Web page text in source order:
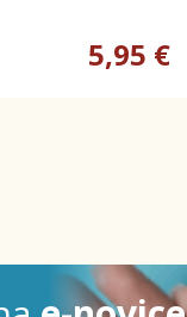
5,95 €